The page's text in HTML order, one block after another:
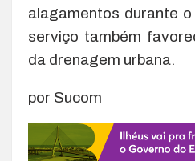
alagamentos durante
serviço também
da drenagem urbana.
por Sucom